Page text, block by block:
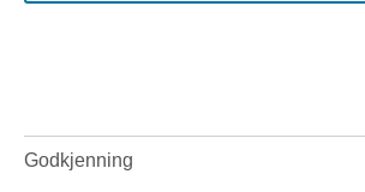
Godkjenning